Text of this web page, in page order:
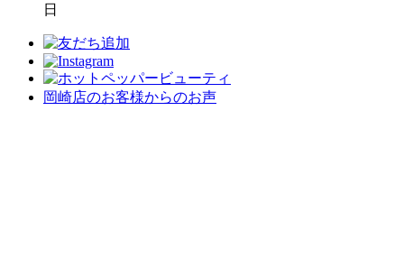
日
岡崎店のお客様からのお声